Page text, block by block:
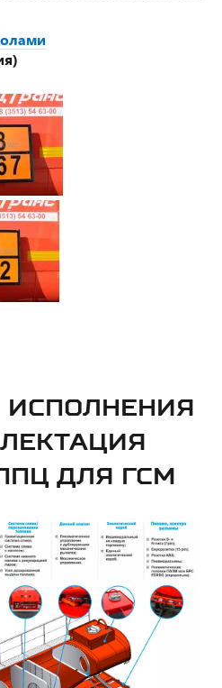
ДЛЯ ГСМ